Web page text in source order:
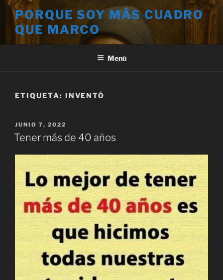
Saltar
contenido
PORQUE SOY MÁS CUADRO
QUE MARCO
Menú
ETIQUETA: INVENTÓ
PUBLICADO
EL
JUNIO 7, 2022
Tener más de 40 años